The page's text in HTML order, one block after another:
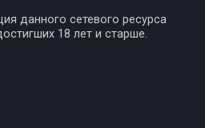
данного сетевого ресурса
18 лет и старше.